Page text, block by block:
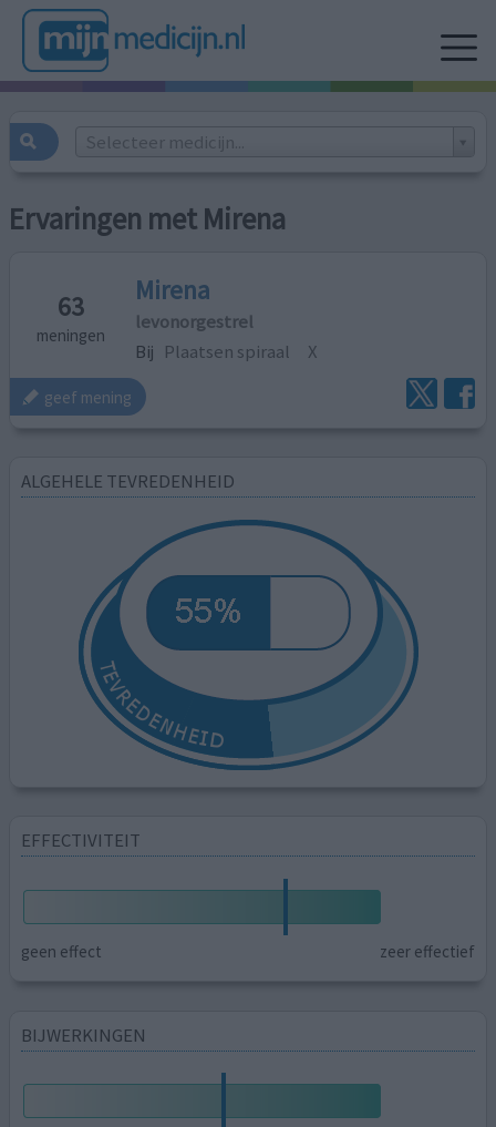
Selecteer medicijn...
Ervaringen met Mirena
63
meningen
Mirena
levonorgestrel
Bij Plaatsen spiraal X
geef mening
ALGEHELE TEVREDENHEID
EFFECTIVITEIT
geen effect zeer effectief
BIJWERKINGEN